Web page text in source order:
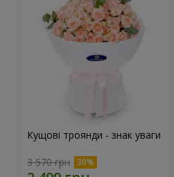
Кущові троянди - знак уваги
3 570 грн